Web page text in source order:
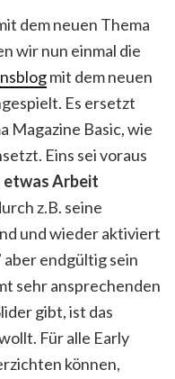
dem neuen Thema
wir nun einmal die
mit dem neuen
Es ersetzt
Magazine Basic, wie
Eins sei voraus
etwas Arbeit
z.B. seine
und wieder aktiviert
endgültig sein
sehr ansprechenden
gibt, ist das
Für alle Early
können,